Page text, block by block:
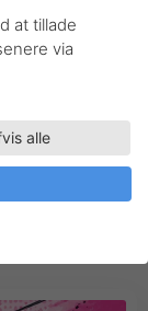
at tillade
via
alle